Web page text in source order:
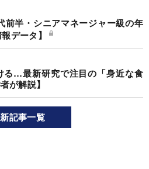
前半・シニアマネージャー級の年
データ】
る…最新研究で注目の「身近な食
が解説】
記事一覧